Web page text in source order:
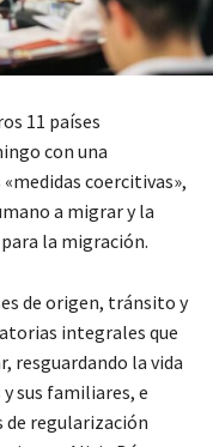
11 países
con una
coercitivas»,
a migrar y la
la migración.
de origen, tránsito y
integrales que
resguardando la vida
sus familiares, e
de regularización